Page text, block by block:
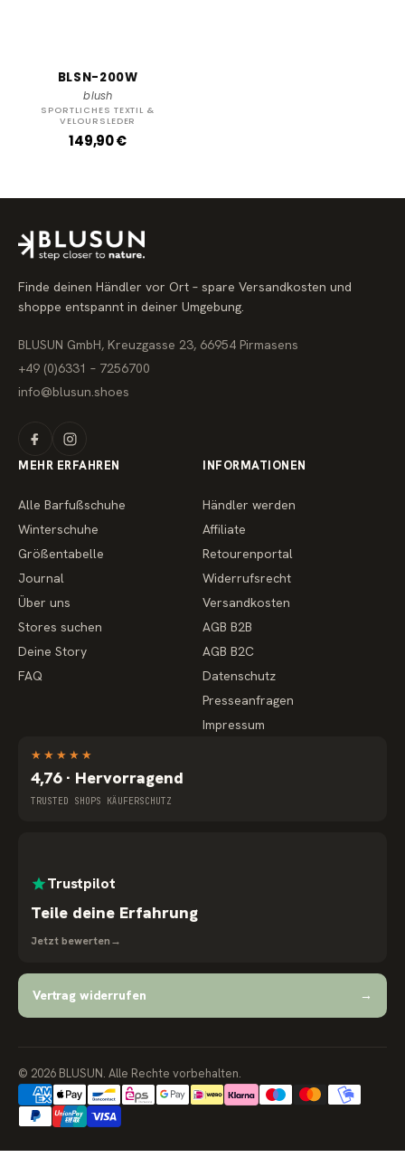
BLSN-200W
blush
SPORTLICHES TEXTIL &
VELOURSLEDER
R
l
e
r
P
e
i
s
149,90 €
Finde deinen Händler vor Ort – spare Versandkosten und
shoppe entspannt in deiner Umgebung.
BLUSUN GmbH, Kreuzgasse 23, 66954 Pirmasens
+49 (0)6331 – 7256700
info@blusun.shoes
MEHR ERFAHREN
Alle Barfußschuhe
Winterschuhe
Größentabelle
Journal
Über uns
Stores suchen
Deine Story
FAQ
INFORMATIONEN
Händler werden
Affiliate
Retourenportal
Widerrufsrecht
Versandkosten
AGB B2B
AGB B2C
Datenschutz
Presseanfragen
Impressum
★ ★ ★ ★ ★
4,76 · Hervorragend
TRUSTED SHOPS KÄUFERSCHUTZ
Trustpilot
Teile deine Erfahrung
Jetzt bewerten→
Vertrag widerrufen →
© 2026 BLUSUN. Alle Rechte vorbehalten.